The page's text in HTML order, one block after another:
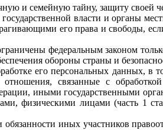
и семейную тайну, защиту своей
власти и органы
его права и свободы,
федеральным законом
обороны страны и
его персональных данных, в
связанные с
иными государственными
физическими лицами (часть 1
иных участников